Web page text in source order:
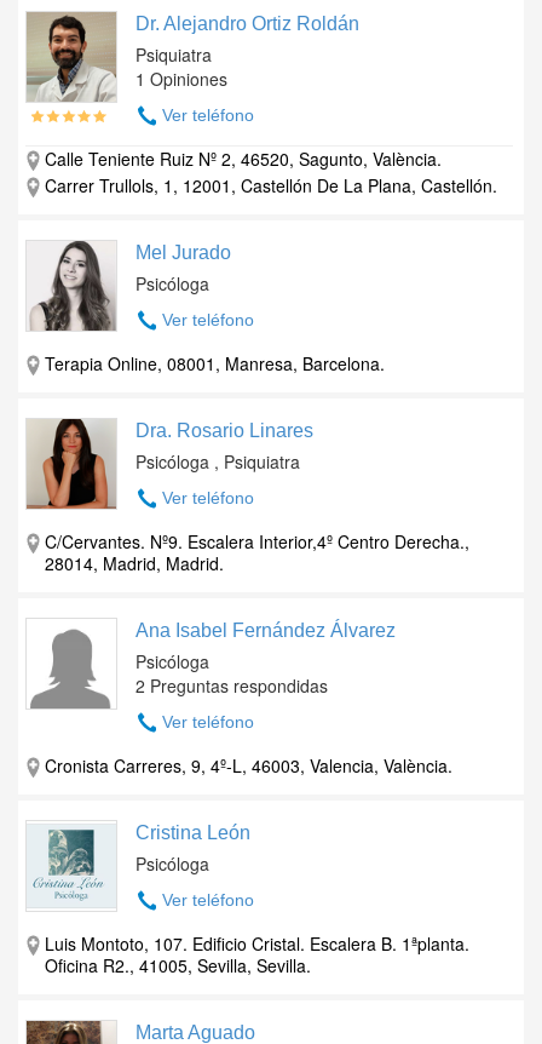
Dr. Alejandro Ortiz Roldán
Psiquiatra
1 Opiniones
Ver teléfono
Calle Teniente Ruiz Nº 2, 46520, Sagunto, València.
Carrer Trullols, 1, 12001, Castellón De La Plana, Castellón.
Mel Jurado
Psicóloga
Ver teléfono
Terapia Online, 08001, Manresa, Barcelona.
Dra. Rosario Linares
Psicóloga , Psiquiatra
Ver teléfono
C/Cervantes. Nº9. Escalera Interior,4º Centro Derecha.,
28014, Madrid, Madrid.
Ana Isabel Fernández Álvarez
Psicóloga
2 Preguntas respondidas
Ver teléfono
Cronista Carreres, 9, 4º-L, 46003, Valencia, València.
Cristina León
Psicóloga
Ver teléfono
Luis Montoto, 107. Edificio Cristal. Escalera B. 1ªplanta.
Oficina R2., 41005, Sevilla, Sevilla.
Marta Aguado